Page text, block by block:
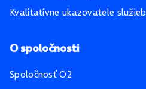
Kvalitatívne ukazovatele služieb
O spoločnosti
Spoločnosť O2